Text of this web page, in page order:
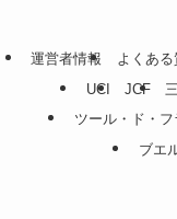
運営者情報 よくある
UCI
JCF
ツール・ド・
ブエ